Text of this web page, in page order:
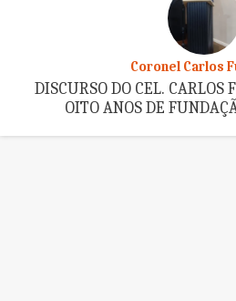
Coronel Carlos
DISCURSO DO CEL. CARLOS
OITO ANOS DE